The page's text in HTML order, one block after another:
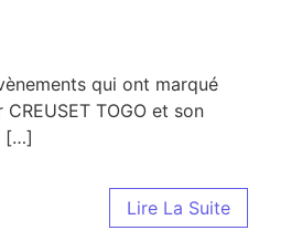
qui ont marqué
TOGO et son
[…]
Lire La Suite